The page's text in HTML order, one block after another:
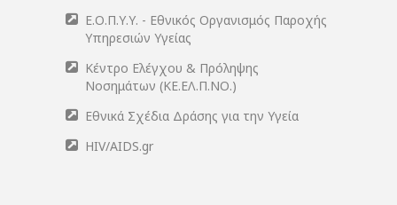
Ε.Ο.Π.Υ.Υ. - Εθνικός Οργανισμός Παροχής
Υπηρεσιών Υγείας
Κέντρο Ελέγχου & Πρόληψης
Νοσημάτων (ΚΕ.ΕΛ.Π.ΝΟ.)
Εθνικά Σχέδια Δράσης για την Υγεία
HIV/AIDS.gr